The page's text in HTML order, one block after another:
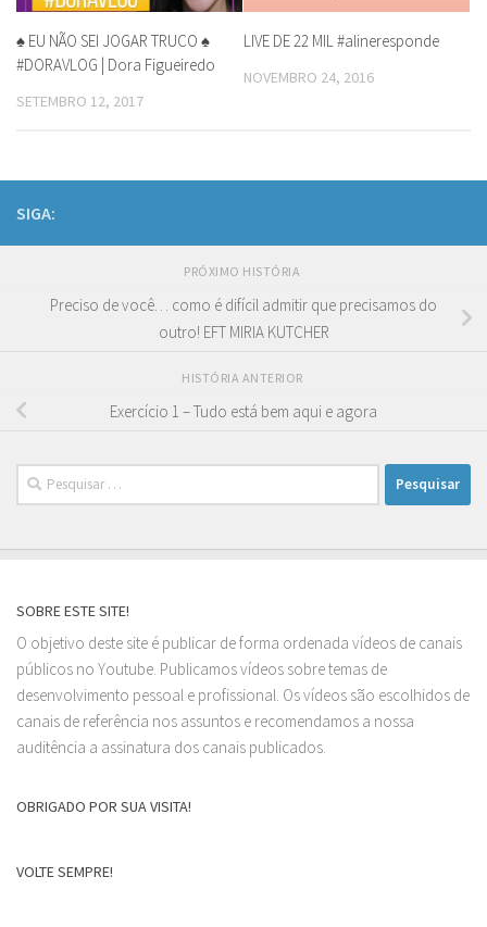
♠ EU NÃO SEI JOGAR TRUCO ♠
#DORAVLOG | Dora Figueiredo
SETEMBRO 12, 2017
LIVE DE 22 MIL #alineresponde
NOVEMBRO 24, 2016
SIGA:
PRÓXIMO HISTÓRIA
Preciso de você… como é difícil admitir que precisamos do
outro! EFT MIRIA KUTCHER
HISTÓRIA ANTERIOR
Exercício 1 – Tudo está bem aqui e agora
Pesquisar
por:
SOBRE ESTE SITE!
O objetivo deste site é publicar de forma ordenada vídeos de canais
públicos no Youtube. Publicamos vídeos sobre temas de
desenvolvimento pessoal e profissional. Os vídeos são escolhidos de
canais de referência nos assuntos e recomendamos a nossa
auditência a assinatura dos canais publicados.
OBRIGADO POR SUA VISITA!
VOLTE SEMPRE!